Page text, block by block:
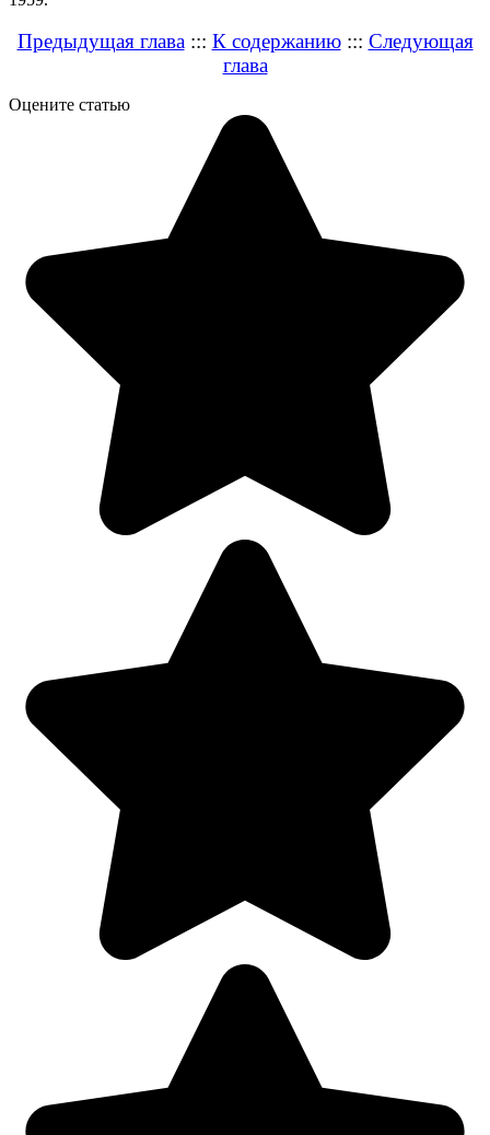
Предыдущая глава::: К содержанию::: Следующая
глава
Оцените статью